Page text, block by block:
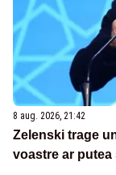
8 aug. 2026, 21:42
Zelenski trage
voastre ar putea